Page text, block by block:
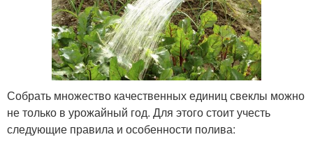
Собрать множество качественных единиц свеклы можно
не только в урожайный год. Для этого стоит учесть
следующие правила и особенности полива: